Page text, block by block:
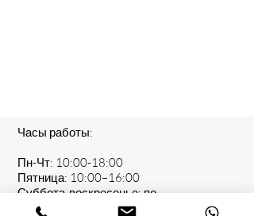
Часы работы:
Пн-Чт: 10:00-18:00
Пятница: 10:00–16:00
Суббота-воскресенье: по
договоренности.